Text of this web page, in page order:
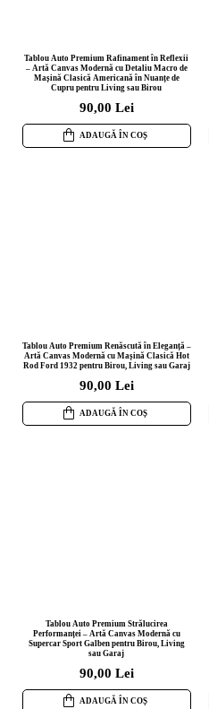
Tablou Auto Premium Rafinament în Reflexii
– Artă Canvas Modernă cu Detaliu Macro de
Mașină Clasică Americană în Nuanțe de
Cupru pentru Living sau Birou
90,00 Lei
ADAUGĂ ÎN COȘ
Tablou Auto Premium Renăscută în Eleganță –
Artă Canvas Modernă cu Mașină Clasică Hot
Rod Ford 1932 pentru Birou, Living sau Garaj
90,00 Lei
ADAUGĂ ÎN COȘ
Tablou Auto Premium Strălucirea
Performanței – Artă Canvas Modernă cu
Supercar Sport Galben pentru Birou, Living
sau Garaj
90,00 Lei
ADAUGĂ ÎN COȘ